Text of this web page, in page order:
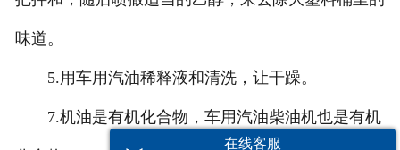
味道。
5.用车用汽油稀释液和清洗，让干躁。
7.机油是有机化合物，车用汽油柴油机也是有机
在线客服